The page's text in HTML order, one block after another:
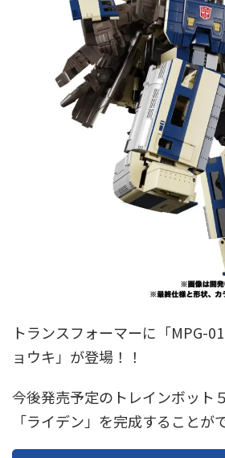
クルーズトレインDXシリーズ シン
テコロシリーズ・はじめてのプラレール
プラレール博 in TOKYO
ベーシックセット・車両レールセット
京急電鉄 京成電
国鉄 大阪メトロ
東京メトロ
楽しい列車
近鉄
トランスフォーマーに「MPG-
ョウキ」が登場！！
今後発売予定のトレインボット
「ライデン」を完成することが